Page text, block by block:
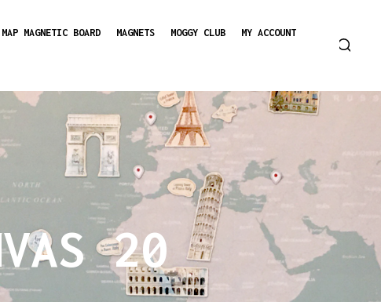
MAP MAGNETIC BOARD MAGNETS MOGGY CLUB MY ACCOUNT
20